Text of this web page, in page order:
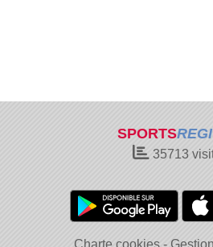
SPORTS
35713
Charte cookies